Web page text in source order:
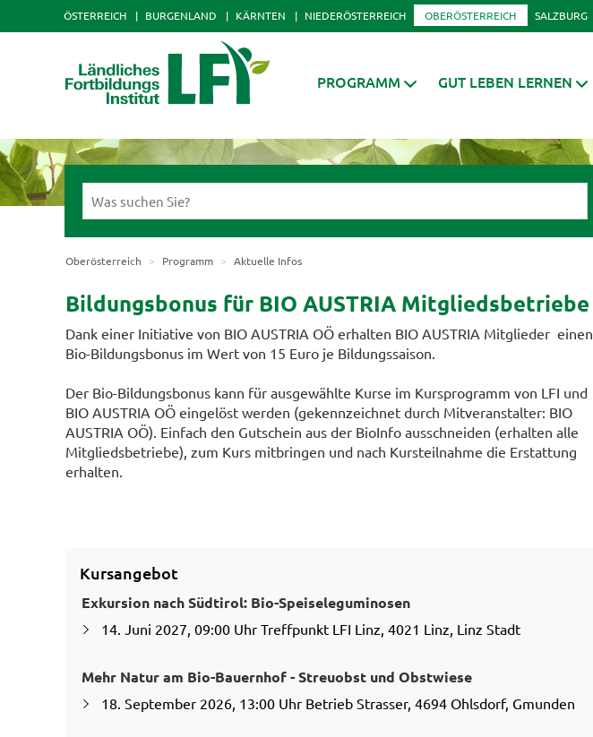
ÖSTERREICH BURGENLAND KÄRNTEN NIEDERÖSTERREICH OBERÖSTERREICH SALZBURG
PROGRAMM GUT LEBEN LERNEN
Oberösterreich Programm Aktuelle Infos
Bildungsbonus für BIO AUSTRIA Mitgliedsbetriebe
Dank einer Initiative von BIO AUSTRIA OÖ erhalten BIO AUSTRIA Mitglieder einen
Bio-Bildungsbonus im Wert von 15 Euro je Bildungssaison.
Der Bio-Bildungsbonus kann für ausgewählte Kurse im Kursprogramm von LFI und
BIO AUSTRIA OÖ eingelöst werden (gekennzeichnet durch Mitveranstalter: BIO
AUSTRIA OÖ). Einfach den Gutschein aus der BioInfo ausschneiden (erhalten alle
Mitgliedsbetriebe), zum Kurs mitbringen und nach Kursteilnahme die Erstattung
erhalten.
Kursangebot
Exkursion nach Südtirol: Bio-Speiseleguminosen
14. Juni 2027, 09:00 Uhr Treffpunkt LFI Linz, 4021 Linz, Linz Stadt
Mehr Natur am Bio-Bauernhof - Streuobst und Obstwiese
18. September 2026, 13:00 Uhr Betrieb Strasser, 4694 Ohlsdorf, Gmunden